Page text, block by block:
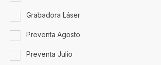
Grabadora Láser
Preventa Agosto
Preventa Julio